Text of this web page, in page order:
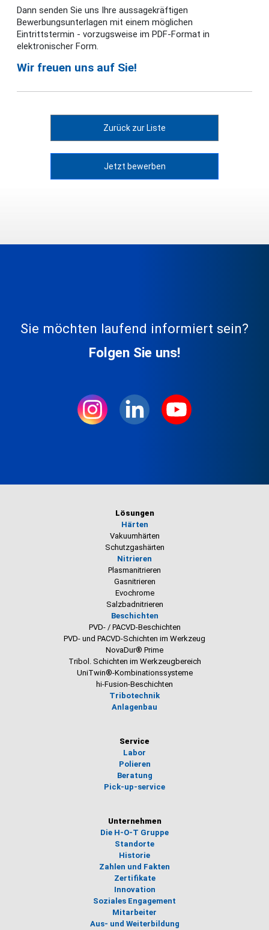
Dann senden Sie uns Ihre aussagekräftigen
Bewerbungsunterlagen mit einem möglichen
Eintrittstermin - vorzugsweise im PDF-Format in
elektronischer Form.
Wir freuen uns auf Sie!
Zurück zur Liste
Jetzt bewerben
Sie möchten laufend informiert sein?
Folgen Sie uns!
Lösungen
Härten
Vakuumhärten
Schutzgashärten
Nitrieren
Plasmanitrieren
Gasnitrieren
Evochrome
Salzbadnitrieren
Beschichten
PVD- / PACVD-Beschichten
PVD- und PACVD-Schichten im Werkzeug
NovaDur® Prime
Tribol. Schichten im Werkzeugbereich
UniTwin®-Kombinationssysteme
hi-Fusion-Beschichten
Tribotechnik
Anlagenbau
Service
Labor
Polieren
Beratung
Pick-up-service
Unternehmen
Die H-O-T Gruppe
Standorte
Historie
Zahlen und Fakten
Zertifikate
Innovation
Soziales Engagement
Mitarbeiter
Aus- und Weiterbildung